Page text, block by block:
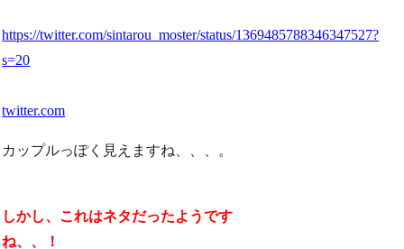
https://twitter.com/sintarou_moster/status/1369485788346347527?
s=20
twitter.com
カップルっぽく見えますね、、、。
しかし、これはネタだったようです
ね、、！